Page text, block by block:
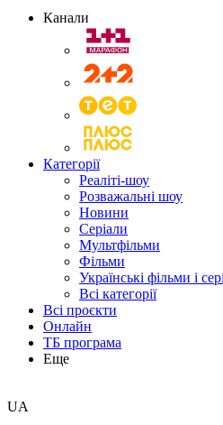
Канали
Категорії
Реаліті-шоу
Розважальні шоу
Новини
Серіали
Мультфільми
Фільми
Українські фільми і
Всі категорії
Всі проєкти
Онлайн
ТБ програма
Еще
UA